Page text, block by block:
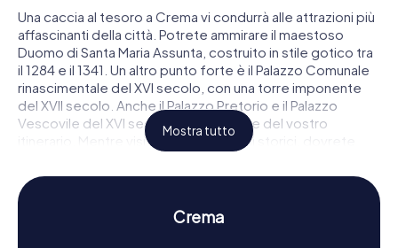
Una caccia al tesoro a Crema vi condurrà alle attrazioni più
affascinanti della città. Potrete ammirare il maestoso
Duomo di Santa Maria Assunta, costruito in stile gotico tra
il 1284 e il 1341. Un altro punto forte è il Palazzo Comunale
rinascimentale del XVI secolo, con una torre imponente
del XVII secolo. Anche il Palazzo Pretorio e il Palazzo
Vescovile del XVI secolo faranno parte del vostro
itinerario. Mentre visitate questi luoghi storici, dovrete
immergervi nella storia e nei segreti di Crema.
Vivere storia e cultura con la caccia al tesoro a
Mostra tutto
Crema